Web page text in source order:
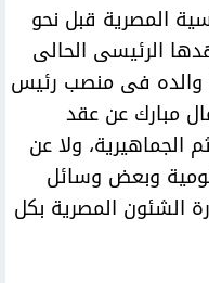
المصرية قبل نحو
الرئيسى الحالى
والده فى منصب رئيس
مبارك عن عقد
الجماهيرية، ولا عن
وبعض وسائل
الشئون المصرية بكل